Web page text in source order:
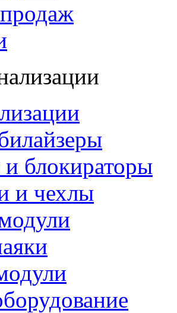
блокираторы
и чехлы